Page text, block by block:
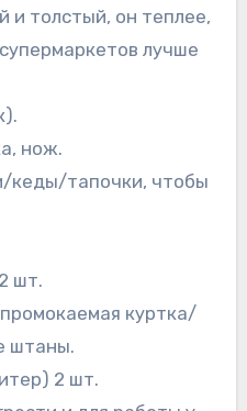
и толстый, он теплее,
лучше
нож.
кеды/тапочки, чтобы
шт.
куртка/
штаны.
2 шт.